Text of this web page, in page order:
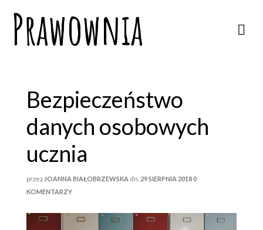
Prawownia
Bezpieczeństwo
danych osobowych
ucznia
przez JOANNA BIAŁOBRZEWSKA dn. 29 SIERPNIA 20180
KOMENTARZY